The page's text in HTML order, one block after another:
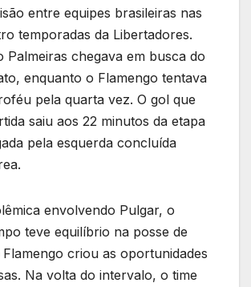
entre equipes brasileiras nas
temporadas da Libertadores.
Palmeiras chegava em busca do
enquanto o Flamengo tentava
pela quarta vez. O gol que
saiu aos 22 minutos da etapa
pela esquerda concluída
envolvendo Pulgar, o
teve equilíbrio na posse de
criou as oportunidades
Na volta do intervalo, o time